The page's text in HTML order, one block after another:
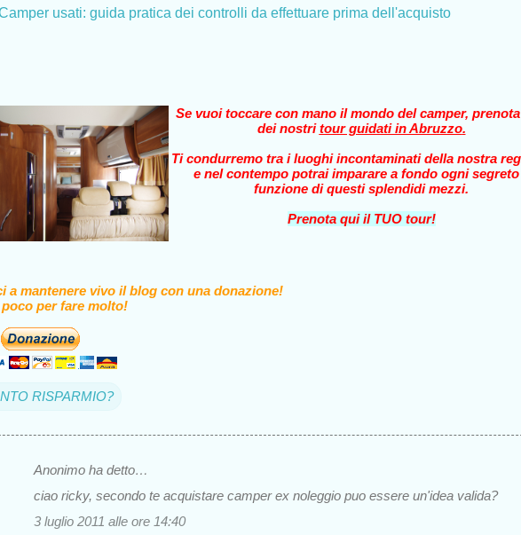
usati: guida pratica dei controlli da effettuare prima dell'acquisto
Se vuoi toccare con mano il mondo del camper,
dei nostritour guidati in Abruzzo.
Ti condurremo tra i luoghi incontaminati della nostra
e nel contempo potrai imparare a fondo ogni segreto
funzione di questi splendidi mezzi.
Prenota qui il TUO tour!
a mantenere vivo il blog con una donazione!
per fare molto!
RISPARMIO?
Anonimo ha detto…
ciao ricky, secondo te acquistare camper ex noleggio puo essere un'idea valida?
3 luglio 2011 alle ore 14:40